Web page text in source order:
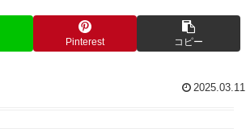
Pinterest コピー
2025.03.11